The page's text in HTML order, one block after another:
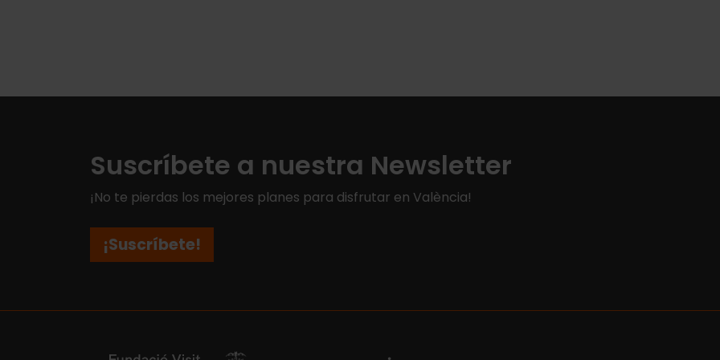
Suscríbete a nuestra Newsletter
¡No te pierdas los mejores planes para disfrutar en València!
¡Suscríbete!